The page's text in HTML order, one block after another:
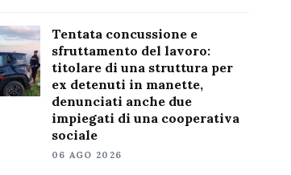
Tentata concussione e
sfruttamento del lavoro:
titolare di una struttura per
ex detenuti in manette,
denunciati anche due
impiegati di una cooperativa
sociale
06 AGO 2026